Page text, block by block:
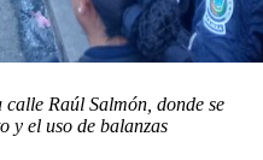
Raúl Salmón, donde se
y el uso de balanzas